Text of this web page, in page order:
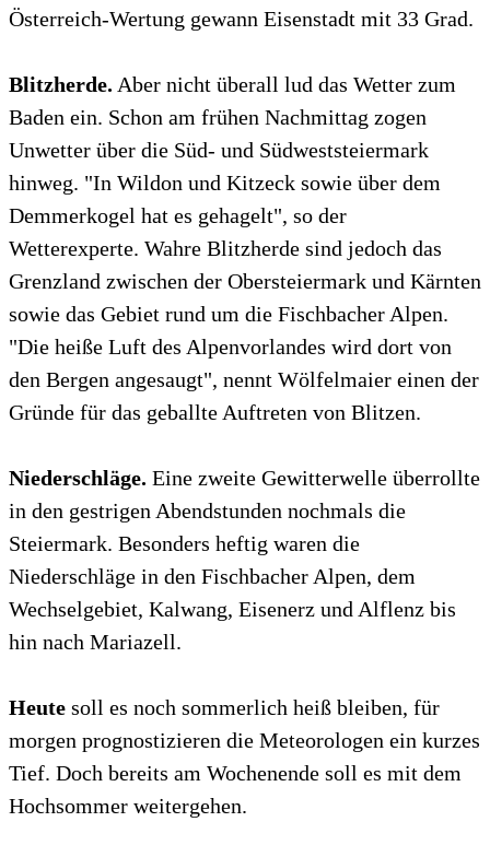
Österreich-Wertung gewann Eisenstadt mit 33 Grad.
Blitzherde. Aber nicht überall lud das Wetter zum
Baden ein. Schon am frühen Nachmittag zogen
Unwetter über die Süd- und Südweststeiermark
hinweg. "In Wildon und Kitzeck sowie über dem
Demmerkogel hat es gehagelt", so der
Wetterexperte. Wahre Blitzherde sind jedoch das
Grenzland zwischen der Obersteiermark und Kärnten
sowie das Gebiet rund um die Fischbacher Alpen.
"Die heiße Luft des Alpenvorlandes wird dort von
den Bergen angesaugt", nennt Wölfelmaier einen der
Gründe für das geballte Auftreten von Blitzen.
Niederschläge. Eine zweite Gewitterwelle überrollte
in den gestrigen Abendstunden nochmals die
Steiermark. Besonders heftig waren die
Niederschläge in den Fischbacher Alpen, dem
Wechselgebiet, Kalwang, Eisenerz und Alflenz bis
hin nach Mariazell.
Heute soll es noch sommerlich heiß bleiben, für
morgen prognostizieren die Meteorologen ein kurzes
Tief. Doch bereits am Wochenende soll es mit dem
Hochsommer weitergehen.